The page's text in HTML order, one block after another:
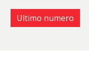
Ultimo numero